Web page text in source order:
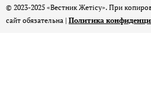
© 2023-2025 «Вестник Жетісу». При
сайт обязательна | Политика